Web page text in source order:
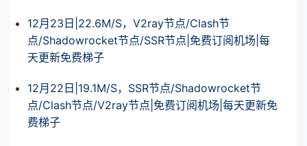
12月23日|22.6M/S，V2ray节点/Clash节
点/Shadowrocket节点/SSR节点|免费订阅机场|每
天更新免费梯子
12月22日|19.1M/S，SSR节点/Shadowrocket节
点/Clash节点/V2ray节点|免费订阅机场|每天更新免
费梯子